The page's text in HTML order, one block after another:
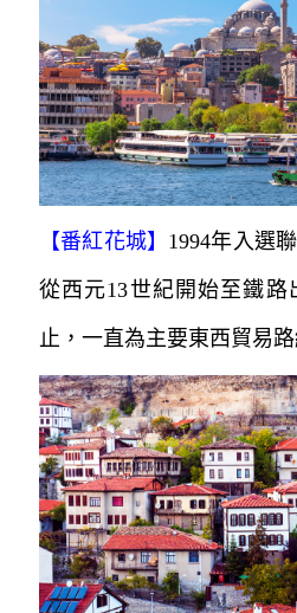
【番紅花城】 1994年入選
從西元13世紀開始至鐵路
止，一直為主要東西貿易